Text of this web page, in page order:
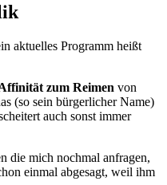
aktuelles Programm heißt
zum Reimen von
(so sein bürgerlicher Name)
auch sonst immer
die mich nochmal anfragen,
einmal abgesagt, weil ihm